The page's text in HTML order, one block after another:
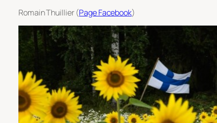
Romain Thuillier (Page Facebook)